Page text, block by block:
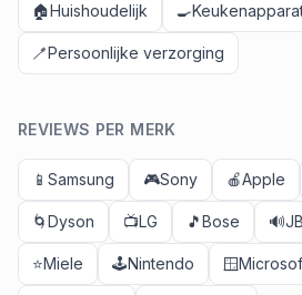
🏠Huishoudelijk 🍳
🪥Persoonlijke verzorging
REVIEWS PER MERK
📱 Samsung 🎮Sony 🍎Apple
🌀Dyson 📺LG 🎵Bose 🔊
⭐Miele 🕹️Nintendo 🪟